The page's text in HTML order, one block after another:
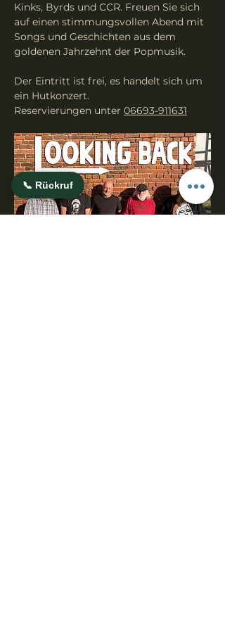
Kinks, Byrds und CCR. Freuen Sie sich
auf einen stimmungsvollen Abend mit
Songs und Geschichten aus dem
goldenen Jahrzehnt der Popmusik.
Der Eintritt ist frei, es handelt sich um
ein Hutkonzert.
Reservierungen unter 06693-911631
📞 Rückruf